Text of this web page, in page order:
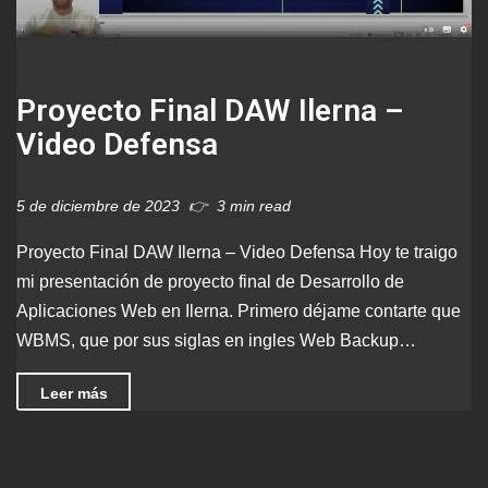
Proyecto Final DAW Ilerna –
Video Defensa
5 de diciembre de 2023 3 min read
Proyecto Final DAW Ilerna – Video Defensa Hoy te traigo
mi presentación de proyecto final de Desarrollo de
Aplicaciones Web en Ilerna. Primero déjame contarte que
WBMS, que por sus siglas en ingles Web Backup…
Leer más